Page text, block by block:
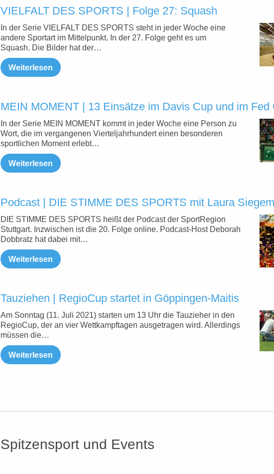
VIELFALT DES SPORTS | Folge 27: Squash
In der Serie VIELFALT DES SPORTS steht in jeder Woche eine
andere Sportart im Mittelpunkt. In der 27. Folge geht es um
Squash. Die Bilder hat der…
Weiterlesen
MEIN MOMENT | 13 Einsätze im Davis Cup und im Fed
In der Serie MEIN MOMENT kommt in jeder Woche eine Person zu
Wort, die im vergangenen Vierteljahrhundert einen besonderen
sportlichen Moment erlebt…
Weiterlesen
Podcast | DIE STIMME DES SPORTS mit Laura
DIE STIMME DES SPORTS heißt der Podcast der SportRegion
Stuttgart. Inzwischen ist die 20. Folge online. Podcast-Host De­bo­rah
Dobbratz hat dabei mit…
Weiterlesen
Tauziehen | RegioCup startet in Göppingen-Maitis
Am Sonntag (11. Juli 2021) starten um 13 Uhr die Tauzieher in den
RegioCup, der an vier Wettkampftagen ausgetragen wird. Allerdings
müssen die…
Weiterlesen
Spitzensport und Events